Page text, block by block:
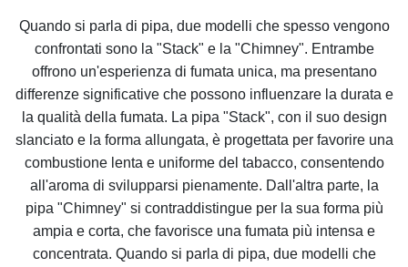
Quando si parla di pipa, due modelli che spesso vengono
confrontati sono la "Stack" e la "Chimney". Entrambe
offrono un'esperienza di fumata unica, ma presentano
differenze significative che possono influenzare la durata e
la qualità della fumata. La pipa "Stack", con il suo design
slanciato e la forma allungata, è progettata per favorire una
combustione lenta e uniforme del tabacco, consentendo
all'aroma di svilupparsi pienamente. Dall'altra parte, la
pipa "Chimney" si contraddistingue per la sua forma più
ampia e corta, che favorisce una fumata più intensa e
concentrata. Quando si parla di pipa, due modelli che